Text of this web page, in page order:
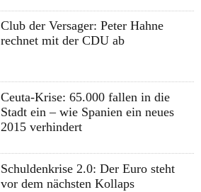
Club der Versager: Peter Hahne
rechnet mit der CDU ab
Ceuta-Krise: 65.000 fallen in die
Stadt ein – wie Spanien ein neues
2015 verhindert
Schuldenkrise 2.0: Der Euro steht
vor dem nächsten Kollaps